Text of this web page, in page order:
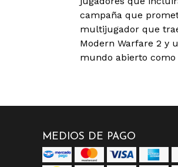
campaña que
multijugador que
Modern Warfare 2 y
mundo abierto como
MEDIOS DE PAGO